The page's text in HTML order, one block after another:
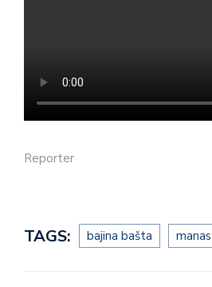
Reporter
TAGS: bajina bašta